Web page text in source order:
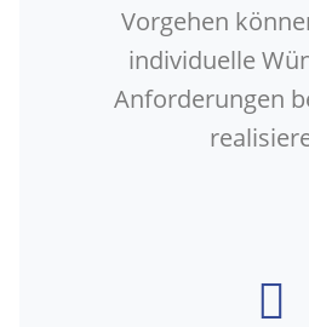
Vorgehen
individuelle
Anforderungen